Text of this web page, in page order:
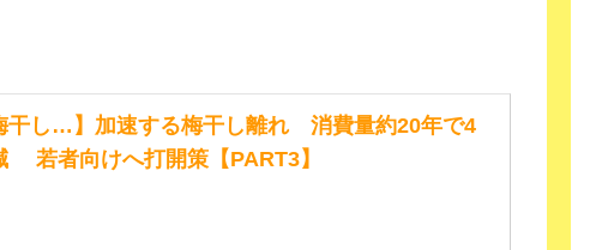
干し…】加速する梅干し離れ 消費量約20年で4
若者向けへ打開策【PART3】